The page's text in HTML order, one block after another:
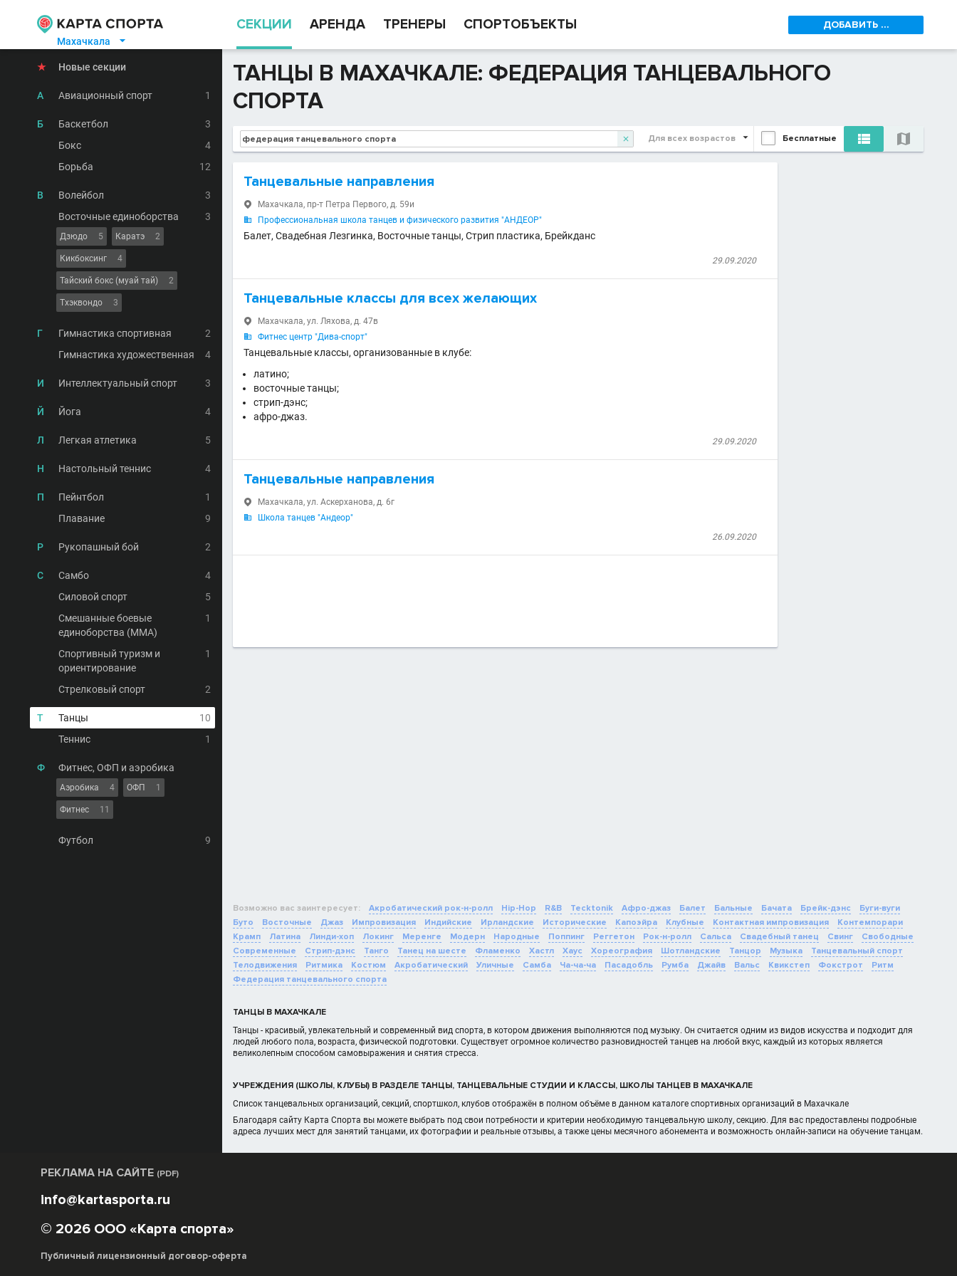
Махачкала 
СЕКЦИИ АРЕНДА ТРЕНЕРЫ СПОРТОБЪЕКТЫ ДОБАВИТЬ ...
★ Новые секции
А Авиационный спорт 1
Б Баскетбол
3
Бокс
4
Борьба
12
В Волейбол
3
Восточные единоборства
3
Дзюдо 5 Каратэ 2
Кикбоксинг 4
Тайский бокс (муай тай) 2
Тхэквондо 3
Г Гимнастика спортивная
2
Гимнастика художественная
4
И Интеллектуальный спорт 3
Й Йога 4
Л Легкая атлетика 5
Н Настольный теннис 4
П Пейнтбол
1
Плавание
9
Р Рукопашный бой 2
С Самбо
4
Силовой спорт
5
Смешанные боевые
единоборства (MMA)
1
Спортивный туризм и
ориентирование
1
Стрелковый спорт 2
Т Танцы
10
Теннис
1
Ф Фитнес, ОФП и аэробика
Аэробика 4 ОФП 1
Фитнес 11
Футбол 9
ТАНЦЫ В МАХАЧКАЛЕ: ФЕДЕРАЦИЯ ТАНЦЕВАЛЬНОГО
СПОРТА
 Для всех возрастов Бесплатные  
Танцевальные направления
 Махачкала, пр-т Петра Первого, д. 59и
 Профессиональная школа танцев и физического развития "АНДЕОР"
Балет, Свадебная Лезгинка, Восточные танцы, Стрип пластика, Брейкданс
29.09.2020
Танцевальные классы для всех желающих
 Махачкала, ул. Ляхова, д. 47в
 Фитнес центр "Дива-спорт"
Танцевальные классы, организованные в клубе:
латино;
восточные танцы;
стрип-дэнс;
афро-джаз.
29.09.2020
Танцевальные направления
 Махачкала, ул. Аскерханова, д. 6г

Школа танцев "Андеор"
26.09.2020
Возможно вас заинтересует: Акробатический рок-н-ролл Hip-Hop R&B Tecktonik Афро-джаз Балет Бальные Бачата Брейк-дэнс
Буги-вуги
Буто
Восточные Джаз Импровизация Индийские Ирландские Исторические Капоэйра Клубные Контактная импровизация
Контемпорари
Крамп
Латина Линди-хоп Локинг Меренге Модерн Народные Поппинг Реггетон Рок-н-ролл Сальса Свадебный танец Свинг
Свободные
Современные
Стрип-дэнс Танго Танец на шесте Фламенко Хастл Хаус Хореография Шотландские Танцор Музыка
Танцевальный спорт
Телодвижения
Ритмика Костюм Акробатический Уличные Самба Ча-ча-ча Пасадобль Румба Джайв Вальс Квикстеп Фокстрот
Ритм
Федерация танцевального спорта
ТАНЦЫ В МАХАЧКАЛЕ
Танцы - красивый, увлекательный и современный вид спорта, в котором движения выполняются под музыку. Он считается одним из видов искусства и подходит для
людей любого пола, возраста, физической подготовки. Существует огромное количество разновидностей танцев на любой вкус, каждый из которых является
великолепным способом самовыражения и снятия стресса.
УЧРЕЖДЕНИЯ (ШКОЛЫ, КЛУБЫ) В РАЗДЕЛЕ ТАНЦЫ, ТАНЦЕВАЛЬНЫЕ СТУДИИ И КЛАССЫ, ШКОЛЫ ТАНЦЕВ В МАХАЧКАЛЕ
Список танцевальных организаций, секций, спортшкол, клубов отображён в полном объёме в данном каталоге спортивных организаций в Махачкале
Благодаря сайту Карта Спорта вы можете выбрать под свои потребности и критерии необходимую танцевальную школу, секцию. Для вас предоставлены подробные
адреса лучших мест для занятий танцами, их фотографии и реальные отзывы, а также цены месячного абонемента и возможность онлайн-записи на обучение танцам.
РЕКЛАМА НА САЙТЕ (PDF)
info@kartasporta.ru
© 2026 ООО «Карта спорта»
Публичный лицензионный договор-оферта